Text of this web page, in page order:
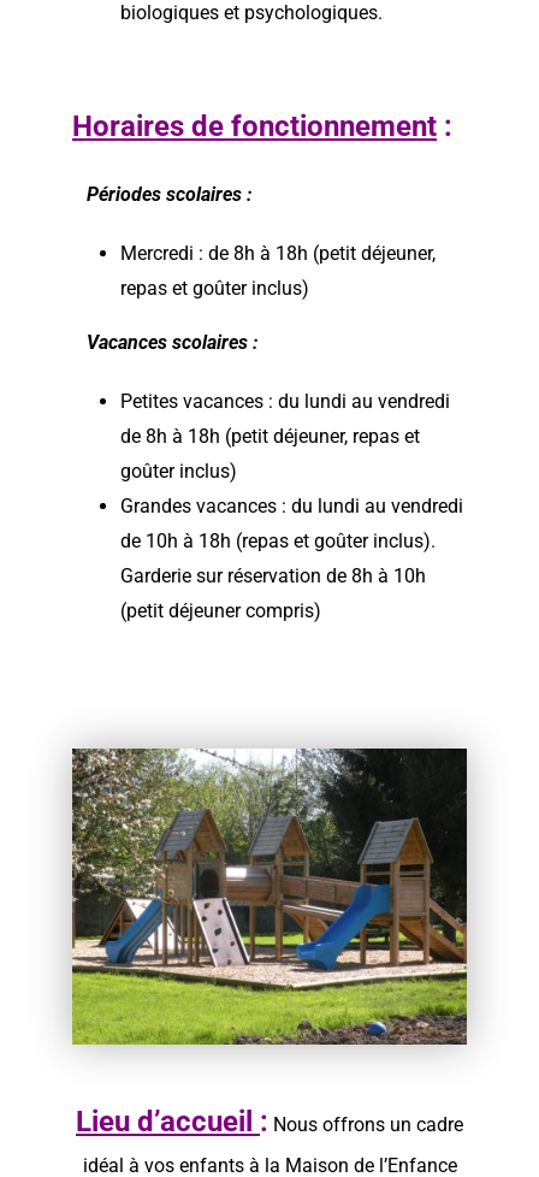
biologiques et psychologiques.
Horaires de fonctionnement :
Périodes scolaires :
Mercredi : de 8h à 18h (petit déjeuner,
repas et goûter inclus)
Vacances scolaires :
Petites vacances : du lundi au vendredi
de 8h à 18h (petit déjeuner, repas et
goûter inclus)
Grandes vacances : du lundi au vendredi
de 10h à 18h (repas et goûter inclus).
Garderie sur réservation de 8h à 10h
(petit déjeuner compris)
Lieu d’accueil : Nous offrons un cadre
idéal à vos enfants à la Maison de l’Enfance